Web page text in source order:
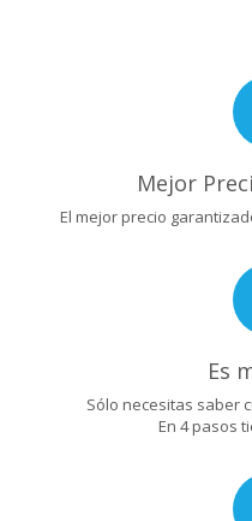
Mejor
El mejor precio
Es
Sólo necesitas saber
En 4 pasos